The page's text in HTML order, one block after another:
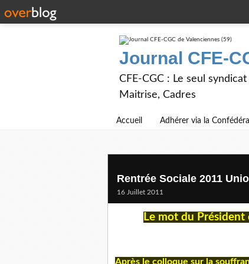
Journal CFE-
CFE-CGC : Le seul
Maitrise, Cadres
Accueil Adhérer via la
Rentrée Sociale 2011
16 Juillet 2011
Le mot du
Après le colloque sur la